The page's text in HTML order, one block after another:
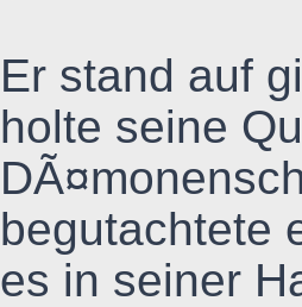
Er stand auf
holte seine
begutachtete
es in seiner